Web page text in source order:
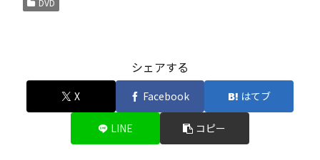
DVD
シェアする
X Facebook はてブ
LINE コピー